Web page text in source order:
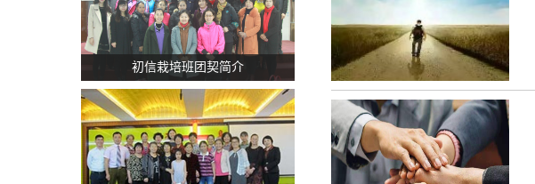
初信栽培班团契简介